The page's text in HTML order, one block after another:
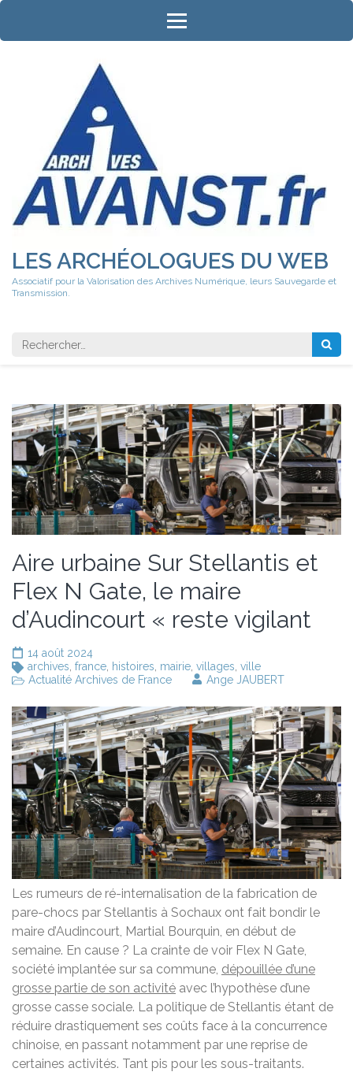
Aller
contenu
LES ARCHÉOLOGUES DU WEB
Associatif pour la Valorisation des Archives Numérique, leurs Sauvegarde et
Transmission.
Rechercher
Aire urbaine Sur Stellantis et
Flex N Gate, le maire
d’Audincourt « reste vigilant
14 août 2024
archives france histoires mairie villages ville
Actualité Archives de France
Ange JAUBERT
Les rumeurs de ré-internalisation de la fabrication de
pare-chocs par Stellantis à Sochaux ont fait bondir le
maire d’Audincourt, Martial Bourquin, en début de
semaine. En cause ? La crainte de voir Flex N Gate,
société implantée sur sa commune, dépouillée d’une
grosse partie de son activité avec l’hypothèse d’une
grosse casse sociale. La politique de Stellantis étant de
réduire drastiquement ses coûts face à la concurrence
chinoise, en passant notamment par une reprise de
certaines activités. Tant pis pour les sous-traitants.